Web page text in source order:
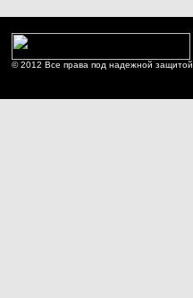
© 2012 Все права под надежной защитой.